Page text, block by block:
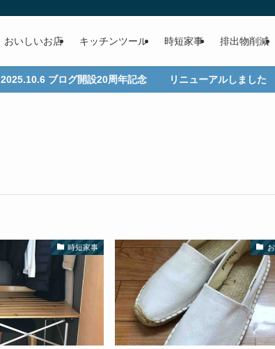
おいしいお店 キッチンツール 時短家事 排出物削減
2025.10.6 ブログ開設20周年記念 リニューアルしました
時短家事